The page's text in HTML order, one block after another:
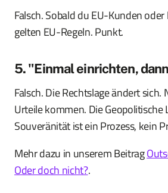
Falsch. Sobald du EU-Kunden
gelten EU-Regeln. Punkt.
5. "Einmal einrichten,
Falsch. Die Rechtslage ändert sich.
Urteile kommen. Die Geopolitische
Souveränität ist ein Prozess, kein
Mehr dazu in unserem Beitrag
Oder doch nicht?.